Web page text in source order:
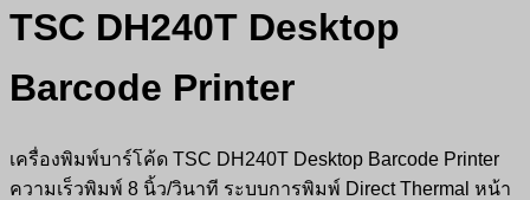
TSC DH240T Desktop
Barcode Printer
เครื่องพิมพ์บาร์โค้ด TSC DH240T Desktop Barcode Printer
ความเร็วพิมพ์ 8 นิ้ว/วินาที ระบบการพิมพ์ Direct Thermal หน้า